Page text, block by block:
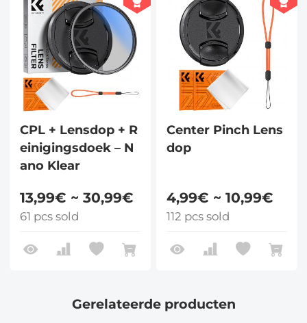
CPL + Lensdop + R
einigingsdoek – N
ano Klear
13,99€ ~ 30,99€
61 pcs sold
Center Pinch Lens
dop
4,99€ ~ 10,99€
112 pcs sold
Gerelateerde producten